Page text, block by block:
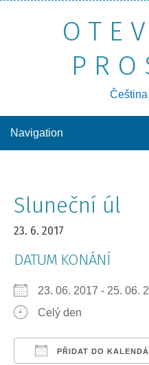
poznávání sebe sama,
Čeština
Navigation
Sluneční úl
23. 6. 2017
DATUM KONÁNÍ
23. 06. 2017 - 25. 06.
Celý den
PŘIDAT DO